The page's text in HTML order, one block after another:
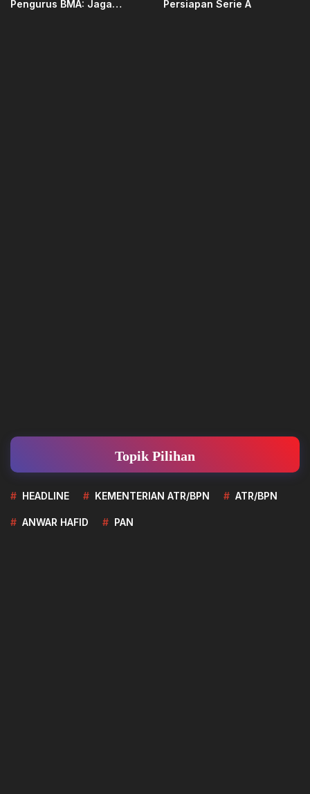
Pengurus BMA: Jaga
Persiapan Serie A
Topik Pilihan
HEADLINE KEMENTERIAN ATR/BPN ATR/BPN
ANWAR HAFID PAN